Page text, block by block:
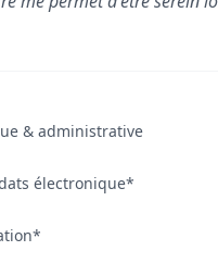
& administrative
électronique*